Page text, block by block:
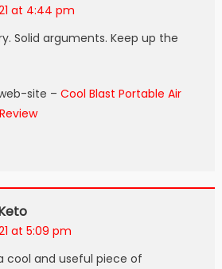
at 4:44 pm
Solid arguments. Keep up the
site – Cool Blast Portable Air
at 5:09 pm
cool and useful piece of